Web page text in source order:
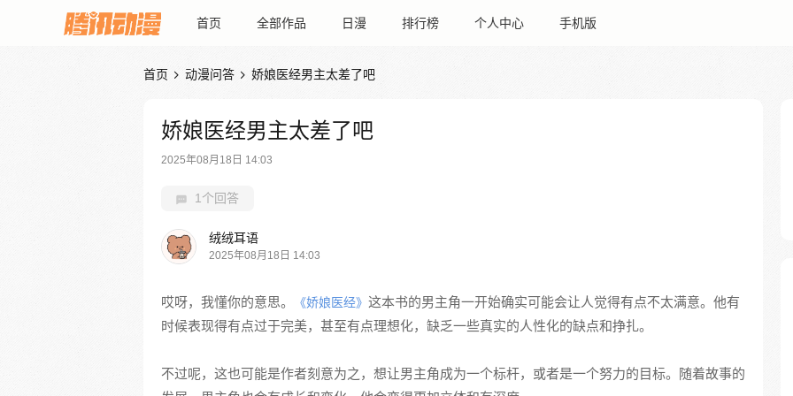
首页 全部作品 日漫 排行榜 个人中心 手机版
首页  动漫问答  娇娘医经男主太差了吧
娇娘医经男主太差了吧
2025年08月18日 14:03
1个回答
绒绒耳语
2025年08月18日 14:03
哎呀，我懂你的意思。 《娇娘医经》 这本书的男主角一开始确实可能会让人觉得有点不太满意。他有
时候表现得有点过于完美，甚至有点理想化，缺乏一些真实的人性化的缺点和挣扎。
不过呢，这也可能是作者刻意为之，想让男主角成为一个标杆，或者是一个努力的目标。随着故事的